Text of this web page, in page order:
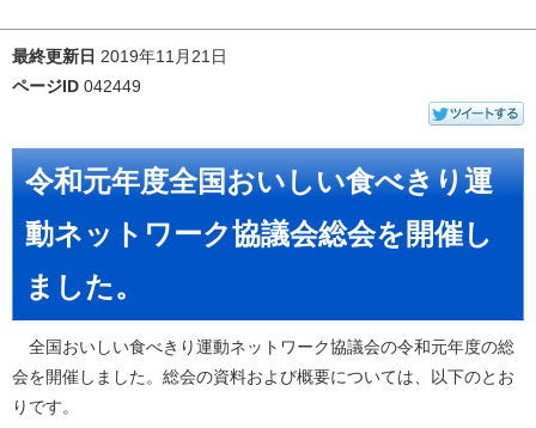
最終更新日 2019年11月21日
ページID 042449
令和元年度全国おいしい食べきり運
動ネットワーク協議会総会を開催し
ました。
全国おいしい食べきり運動ネットワーク協議会の令和元年度の総
会を開催しました。総会の資料および概要については、以下のとお
りです。